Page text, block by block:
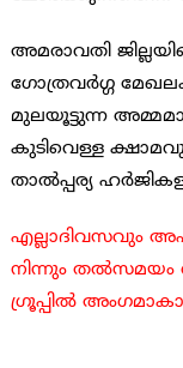
അമരാവതി
ഗോത്രവര്‍ഗ്ഗ
മുലയൂട്ടുന്ന
കുടിവെള്ള
താല്‍പ്പര്യ
എല്ലാദിവസവും
നിന്നും തൽസമയം
ഗ്രൂപ്പിൽ